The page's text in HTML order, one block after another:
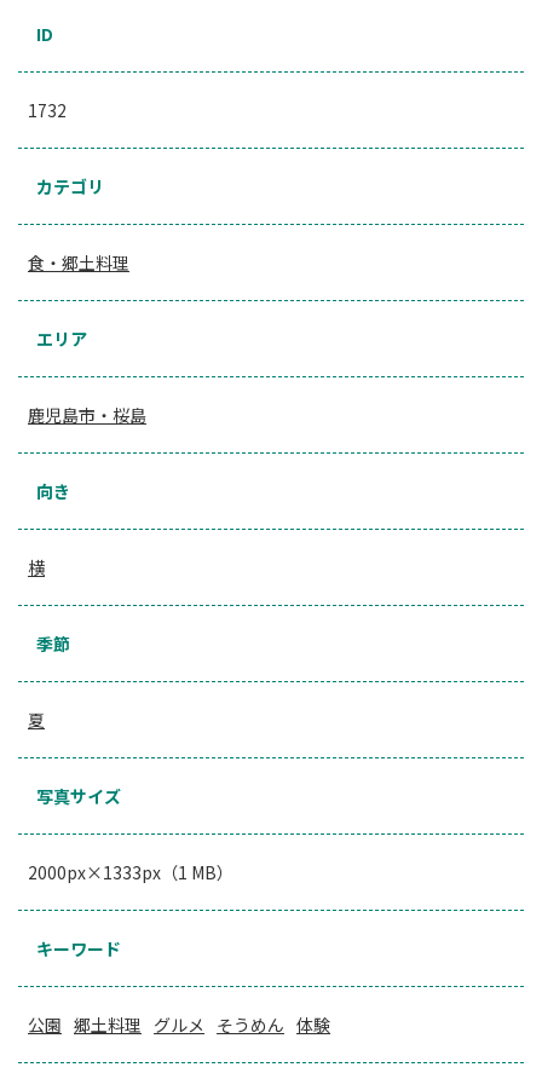
ID
1732
カテゴリ
食・郷土料理
エリア
鹿児島市・桜島
向き
横
季節
夏
写真サイズ
2000px×1333px（1 MB）
キーワード
公園 郷土料理 グルメ そうめん 体験